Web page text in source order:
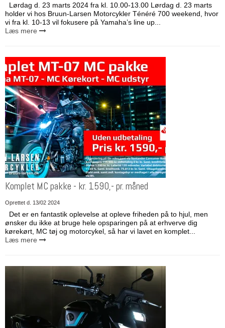
Lørdag d. 23 marts 2024 fra kl. 10.00-13.00 Lørdag d. 23 marts
holder vi hos Bruun-Larsen Motorcykler Ténéré 700 weekend, hvor
vi fra kl. 10-13 vil fokusere på Yamaha’s line up...
Læs mere
Komplet MC pakke - kr. 1590,- pr. måned
Oprettet d. 13/02 2024
Det er en fantastik oplevelse at opleve friheden på to hjul, men
ønsker du ikke at bruge hele opsparingen på at erhverve dig
kørekørt, MC tøj og motorcykel, så har vi lavet en komplet...
Læs mere